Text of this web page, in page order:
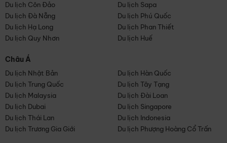
Du lịch Côn Đảo
Du lịch Sapa
Du lịch Đà Nẵng
Du lịch Phú Quốc
Du lịch Hạ Long
Du lịch Phan Thiết
Du lịch Quy Nhơn
Du lịch Huế
Châu Á
Du lịch Nhật Bản
Du lịch Hàn Quốc
Du lịch Trung Quốc
Du lịch Tây Tạng
Du lịch Malaysia
Du lịch Đài Loan
Du lịch Dubai
Du lịch Singapore
Du lịch Thái Lan
Du lịch Indonesia
Du lịch Trương Gia Giới
Du lịch Phượng Hoàng Cổ Trấn